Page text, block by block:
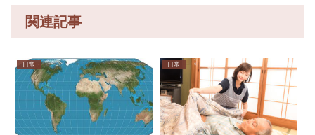
関連記事
日常 日常